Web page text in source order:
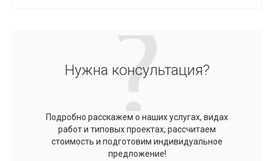
Нужна консультация?
Подробно расскажем о наших услугах, видах
работ и типовых проектах, рассчитаем
стоимость и подготовим индивидуальное
предложение!